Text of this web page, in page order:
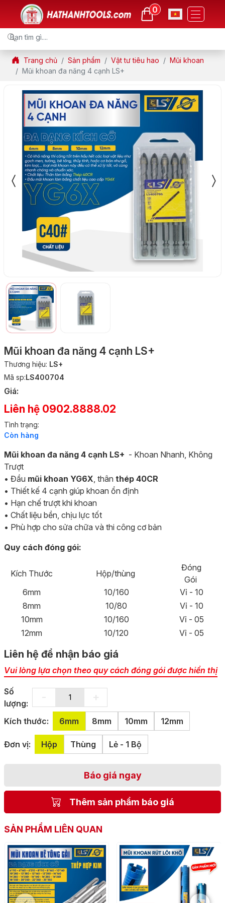
0
Trang chủ Sản phẩm Vật tư tiêu hao
Mũi khoan
Mũi khoan đa năng 4 cạnh LS+
Mũi khoan đa năng 4 cạnh LS+
Thương hiệu: LS+
Mã sp:LS400704
Giá:
Liên hệ 0902.8888.02
Tình trạng:
Còn hàng
Mũi khoan đa năng 4 cạnh LS+ - Khoan Nhanh, Không
Trượt
• Đầu mũi khoan YG6X , thân thép 40CR
• Thiết kế 4 cạnh giúp khoan ổn định
• Hạn chế trượt khi khoan
• Chất liệu bền, chịu lực tốt
• Phù hợp cho sửa chữa và thi công cơ bản
Quy cách đóng gói:
Kích Thước Hộp/thùng
Đóng
Gói
6mm
10/160
Vỉ - 10
8mm
10/80
Vỉ - 10
10mm
10/160
Vỉ - 05
12mm
10/120 Vỉ - 05
Liên hệ để nhận báo giá
Vui lòng lựa chọn theo quy cách đóng gói được hiển thị
Số
lượng:
Kích thước: 6mm 8mm 10mm 12mm
Đơn vị: Hộp Thùng Lẻ - 1 Bộ
Báo giá ngay
Thêm sản phẩm báo giá
SẢN PHẨM LIÊN QUAN